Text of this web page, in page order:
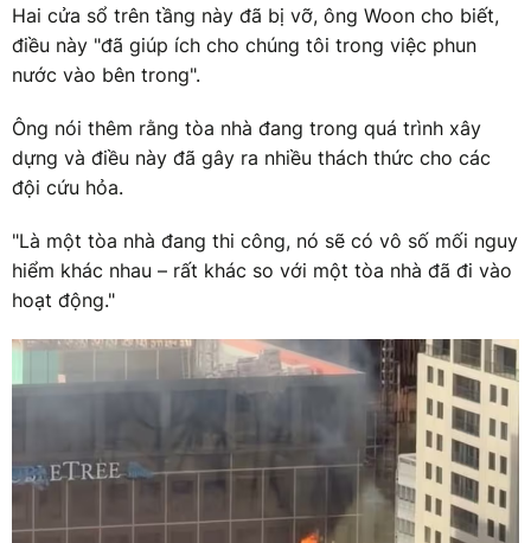
Hai cửa sổ trên tầng này đã bị vỡ, ông Woon cho biết,
điều này "đã giúp ích cho chúng tôi trong việc phun
nước vào bên trong".
Ông nói thêm rằng tòa nhà đang trong quá trình xây
dựng và điều này đã gây ra nhiều thách thức cho các
đội cứu hỏa.
"Là một tòa nhà đang thi công, nó sẽ có vô số mối nguy
hiểm khác nhau – rất khác so với một tòa nhà đã đi vào
hoạt động."